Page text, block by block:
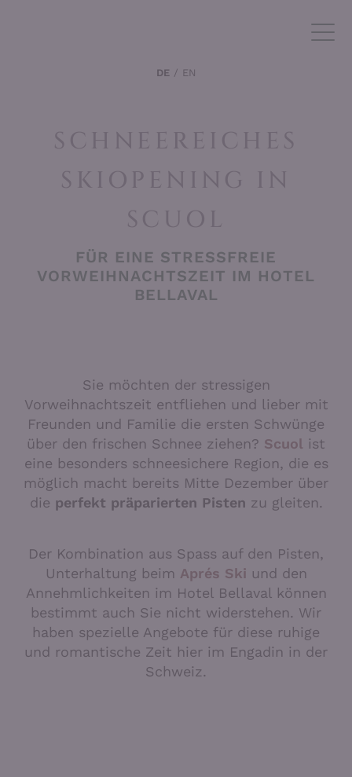
DE EN
SCHNEEREICHES
SKIOPENING IN
SCUOL
FÜR EINE STRESSFREIE
VORWEIHNACHTSZEIT IM HOTEL
BELLAVAL
Sie möchten der stressigen
Vorweihnachtszeit entfliehen und lieber mit
Freunden und Familie die ersten Schwünge
über den frischen Schnee ziehen? Scuol ist
eine besonders schneesichere Region, die es
möglich macht bereits Mitte Dezember über
die perfekt präparierten Pisten zu gleiten.
Der Kombination aus Spass auf den Pisten,
Unterhaltung beim Aprés Ski und den
Annehmlichkeiten im Hotel Bellaval können
bestimmt auch Sie nicht widerstehen. Wir
haben spezielle Angebote für diese ruhige
und romantische Zeit hier im Engadin in der
Schweiz.